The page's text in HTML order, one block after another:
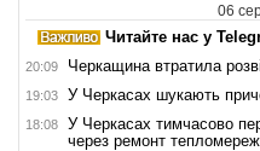
06
Читайте нас у
20:09 Черкащина втратила
19:03 У Черкасах шукають
18:08
У Черкасах тимчасово
через ремонт тепломереж